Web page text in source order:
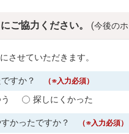
ご協力ください。 (今後の
させていただきます。
ですか？ （※入力必須）
探しにくかった
すかったですか？ （※入力必須）